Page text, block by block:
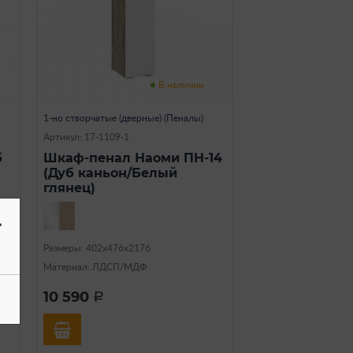
В наличии
1-но створчатые (дверные) (Пеналы)
Артикул: 17-1109-1
Шкаф-пенал Наоми ПН-14
(Дуб каньон/Белый
глянец)
Размеры: 402х476х2176
Материал: ЛДСП/МДФ
10 590 a